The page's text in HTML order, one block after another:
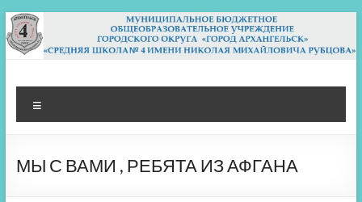
Перейти
к
содержимому
МБОУ СШ 4
Архангельск
МЫ С ВАМИ , РЕБЯТА ИЗ АФГАНА